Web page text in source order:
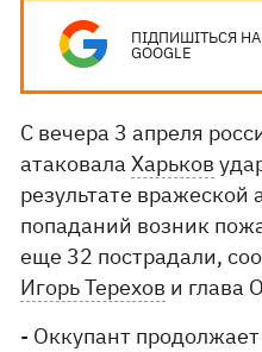
ПІДПИШІТЬСЯ
GOOGLE
С вечера 3 апреля
атаковалаХарьков
результате
попаданий возник
еще 32 пострадали,
Игорь Терехов и глава
- Оккупант